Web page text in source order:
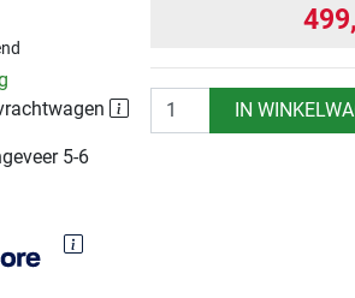
5-6
499,
Aantal IN